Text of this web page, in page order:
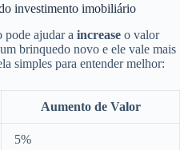
investimento imobiliário
pode ajudar a increase o valor
brinquedo novo e ele vale mais
simples para entender melhor:
Aumento de Valor
5%